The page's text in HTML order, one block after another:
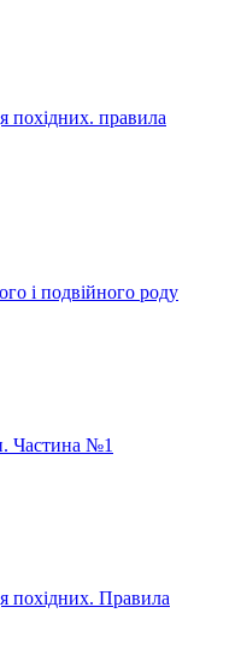
похідних. правила
і подвійного роду
Частина №1
похідних. Правила